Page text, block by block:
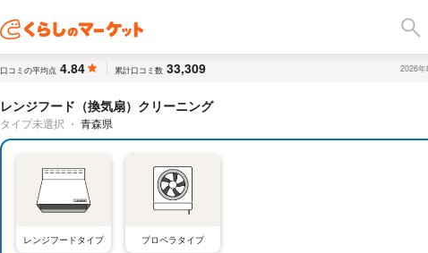
口コミの平均点 4.84 累計口コミ数 33,309 2026
レンジフード（換気扇）クリーニング
タイプ未選択 ・ 青森県
レンジフードタイプ プロペラタイプ